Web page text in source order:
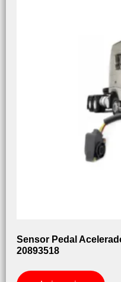
Sensor Pedal
20893518